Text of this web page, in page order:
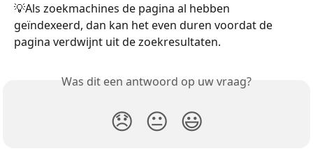
💡Als zoekmachines de pagina al hebben
geïndexeerd, dan kan het even duren voordat de
pagina verdwijnt uit de zoekresultaten.
Was dit een antwoord op uw vraag?
😞 😐 😃